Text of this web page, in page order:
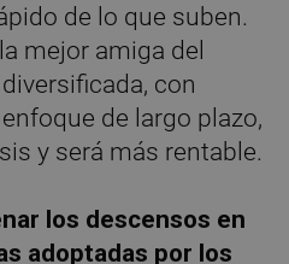
de lo que suben.
mejor amiga del
con
de largo plazo,
y será más rentable.
los descensos en
adoptadas por los